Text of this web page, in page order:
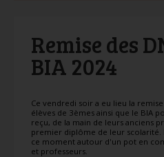
Remise des
BIA 2024
Ce vendredi soir a eu lieu la
élèves de 3èmes ainsi que le BIA
reçu, de la main de leurs anciens
premier diplôme de leur scolarité.
ce moment autour d'un pot en
et professeurs.